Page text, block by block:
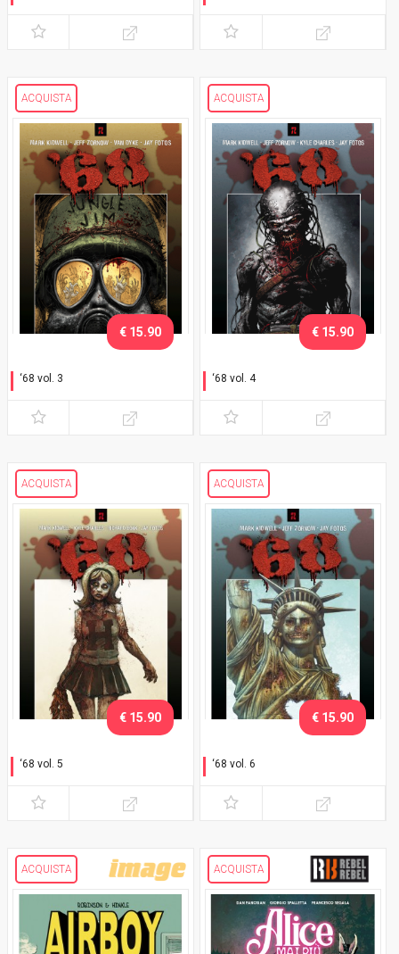
ACQUISTA
‘68 vol. 3
€ 15.90
ACQUISTA
‘68 vol. 4
€ 15.90
ACQUISTA
‘68 vol. 5
€ 15.90
ACQUISTA
‘68 vol. 6
€ 15.90
ACQUISTA ACQUISTA